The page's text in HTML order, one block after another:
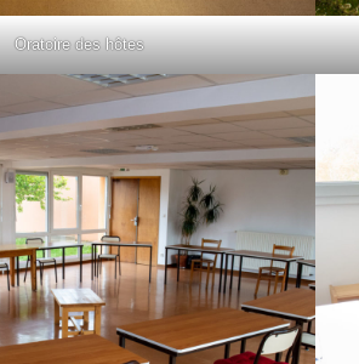
Oratoire des hôtes